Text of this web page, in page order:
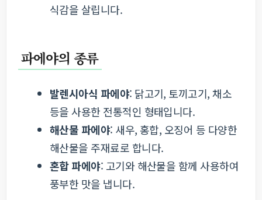
식감을 살립니다.
파에야의 종류
발렌시아식 파에야: 닭고기, 토끼고기, 채소
등을 사용한 전통적인 형태입니다.
해산물 파에야: 새우, 홍합, 오징어 등 다양한
해산물을 주재료로 합니다.
혼합 파에야: 고기와 해산물을 함께 사용하여
풍부한 맛을 냅니다.